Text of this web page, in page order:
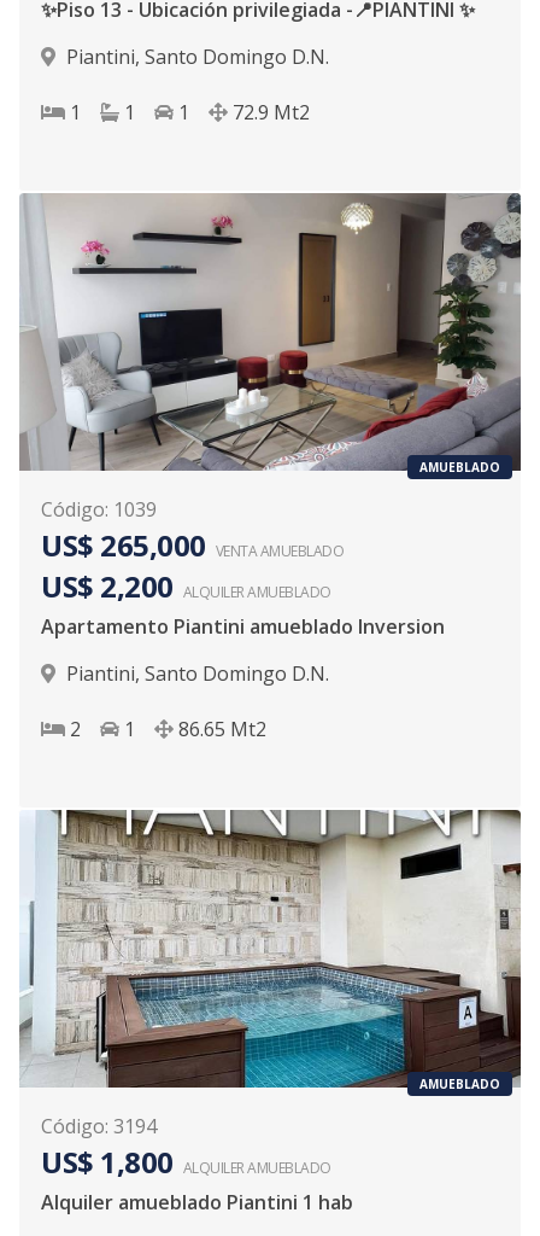
✨Piso 13 - Ubicación privilegiada -📍PIANTINI ✨
Piantini, Santo Domingo D.N.
1 1 1 72.9 Mt2
AMUEBLADO
Código: 1039
US$ 265,000 VENTA AMUEBLADO
US$ 2,200 ALQUILERAMUEBLADO
Apartamento Piantini amueblado Inversion
Piantini, Santo Domingo D.N.
2 1 86.65 Mt2
AMUEBLADO
Código: 3194
US$ 1,800 ALQUILERAMUEBLADO
Alquiler amueblado Piantini 1 hab